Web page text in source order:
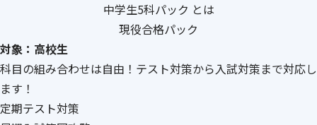
中学生5科パック とは
現役合格パック
対象：高校生
科目の組み合わせは自由！テスト対策から入試対策まで対応し
ます！
定期テスト対策